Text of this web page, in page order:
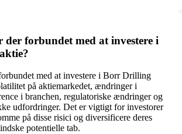
der forbundet med at investere i
med at investere i Borr Drilling
på aktiemarkedet, ændringer i
i branchen, regulatoriske ændringer og
udfordringer. Det er vigtigt for investorer
på disse risici og diversificere deres
potentielle tab.